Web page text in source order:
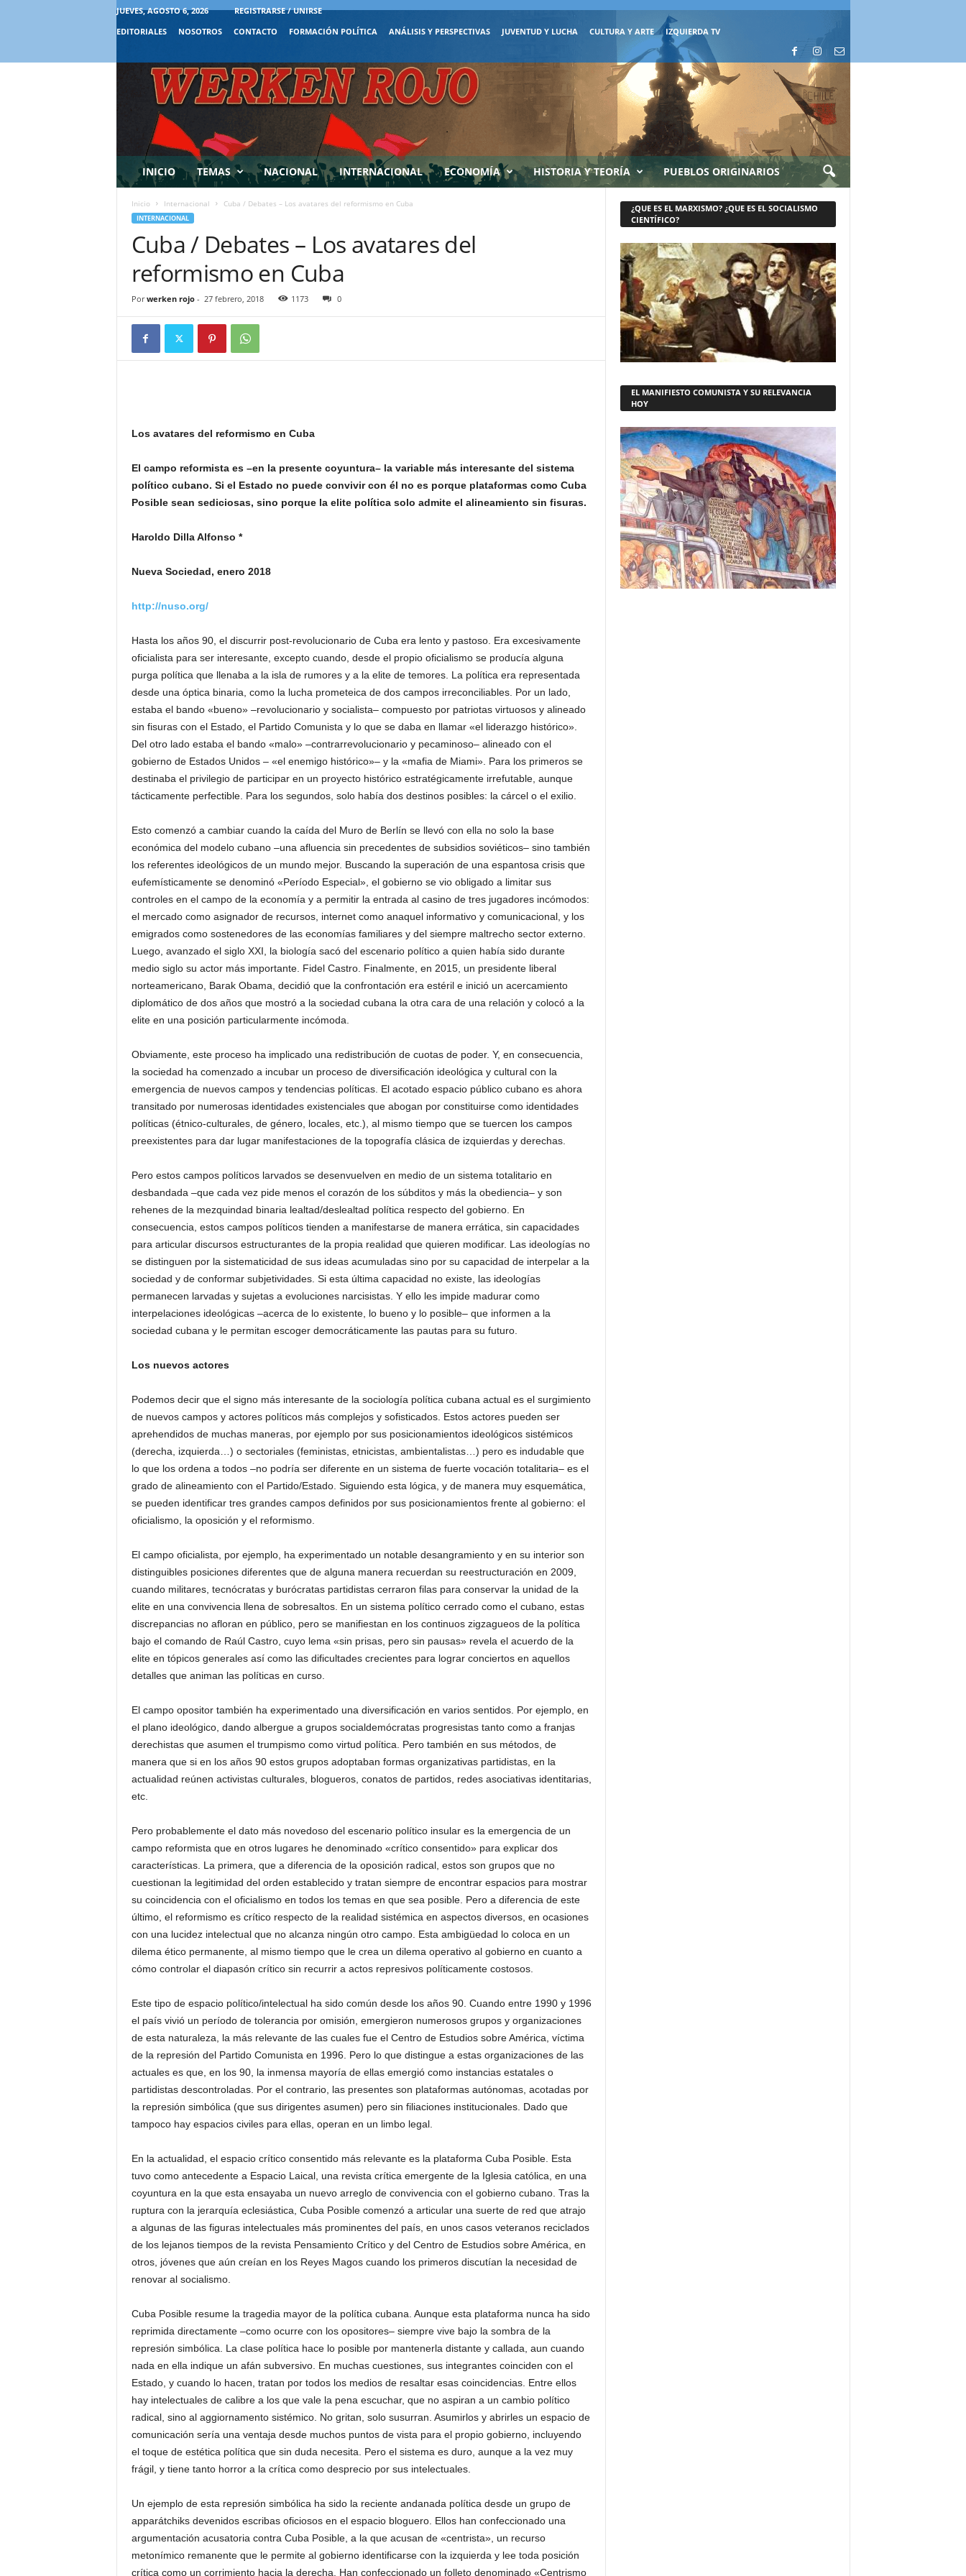
JUEVES, AGOSTO 6, 2026
REGISTRARSE / UNIRSE
EDITORIALES
NOSOTROS CONTACTO FORMACIÓN POLÍTICA ANÁLISIS Y PERSPECTIVAS JUVENTUD Y LUCHA CULTURA Y ARTE IZQUIERDA TV
INICIO TEMAS NACIONAL INTERNACIONAL ECONOMÍA HISTORIA Y TEORÍA PUEBLOS ORIGINARIOS
Inicio Internacional Cuba / Debates – Los avatares del reformismo en Cuba
INTERNACIONAL
Cuba / Debates – Los avatares del
reformismo en Cuba
Por werken rojo- 27 febrero, 2018 1173 0
Los avatares del reformismo en Cuba
El campo reformista es –en la presente coyuntura– la variable más interesante del sistema
político cubano. Si el Estado no puede convivir con él no es porque plataformas como Cuba
Posible sean sediciosas, sino porque la elite política solo admite el alineamiento sin fisuras.
Haroldo Dilla Alfonso *
Nueva Sociedad, enero 2018
http://nuso.org/
Hasta los años 90, el discurrir post-revolucionario de Cuba era lento y pastoso. Era excesivamente
oficialista para ser interesante, excepto cuando, desde el propio oficialismo se producía alguna
purga política que llenaba a la isla de rumores y a la elite de temores. La política era representada
desde una óptica binaria, como la lucha prometeica de dos campos irreconciliables. Por un lado,
estaba el bando «bueno» –revolucionario y socialista– compuesto por patriotas virtuosos y alineado
sin fisuras con el Estado, el Partido Comunista y lo que se daba en llamar «el liderazgo histórico».
Del otro lado estaba el bando «malo» –contrarrevolucionario y pecaminoso– alineado con el
gobierno de Estados Unidos – «el enemigo histórico»– y la «mafia de Miami». Para los primeros se
destinaba el privilegio de participar en un proyecto histórico estratégicamente irrefutable, aunque
tácticamente perfectible. Para los segundos, solo había dos destinos posibles: la cárcel o el exilio.
Esto comenzó a cambiar cuando la caída del Muro de Berlín se llevó con ella no solo la base
económica del modelo cubano –una afluencia sin precedentes de subsidios soviéticos– sino también
los referentes ideológicos de un mundo mejor. Buscando la superación de una espantosa crisis que
eufemísticamente se denominó «Período Especial», el gobierno se vio obligado a limitar sus
controles en el campo de la economía y a permitir la entrada al casino de tres jugadores incómodos:
el mercado como asignador de recursos, internet como anaquel informativo y comunicacional, y los
emigrados como sostenedores de las economías familiares y del siempre maltrecho sector externo.
Luego, avanzado el siglo XXI, la biología sacó del escenario político a quien había sido durante
medio siglo su actor más importante. Fidel Castro. Finalmente, en 2015, un presidente liberal
norteamericano, Barak Obama, decidió que la confrontación era estéril e inició un acercamiento
diplomático de dos años que mostró a la sociedad cubana la otra cara de una relación y colocó a la
elite en una posición particularmente incómoda.
Obviamente, este proceso ha implicado una redistribución de cuotas de poder. Y, en consecuencia,
la sociedad ha comenzado a incubar un proceso de diversificación ideológica y cultural con la
emergencia de nuevos campos y tendencias políticas. El acotado espacio público cubano es ahora
transitado por numerosas identidades existenciales que abogan por constituirse como identidades
políticas (étnico-culturales, de género, locales, etc.), al mismo tiempo que se tuercen los campos
preexistentes para dar lugar manifestaciones de la topografía clásica de izquierdas y derechas.
Pero estos campos políticos larvados se desenvuelven en medio de un sistema totalitario en
desbandada –que cada vez pide menos el corazón de los súbditos y más la obediencia– y son
rehenes de la mezquindad binaria lealtad/deslealtad política respecto del gobierno. En
consecuencia, estos campos políticos tienden a manifestarse de manera errática, sin capacidades
para articular discursos estructurantes de la propia realidad que quieren modificar. Las ideologías no
se distinguen por la sistematicidad de sus ideas acumuladas sino por su capacidad de interpelar a la
sociedad y de conformar subjetividades. Si esta última capacidad no existe, las ideologías
permanecen larvadas y sujetas a evoluciones narcisistas. Y ello les impide madurar como
interpelaciones ideológicas –acerca de lo existente, lo bueno y lo posible– que informen a la
sociedad cubana y le permitan escoger democráticamente las pautas para su futuro.
Los nuevos actores
Podemos decir que el signo más interesante de la sociología política cubana actual es el surgimiento
de nuevos campos y actores políticos más complejos y sofisticados. Estos actores pueden ser
aprehendidos de muchas maneras, por ejemplo por sus posicionamientos ideológicos sistémicos
(derecha, izquierda…) o sectoriales (feministas, etnicistas, ambientalistas…) pero es indudable que
lo que los ordena a todos –no podría ser diferente en un sistema de fuerte vocación totalitaria– es el
grado de alineamiento con el Partido/Estado. Siguiendo esta lógica, y de manera muy esquemática,
se pueden identificar tres grandes campos definidos por sus posicionamientos frente al gobierno: el
oficialismo, la oposición y el reformismo.
El campo oficialista, por ejemplo, ha experimentado un notable desangramiento y en su interior son
distinguibles posiciones diferentes que de alguna manera recuerdan su reestructuración en 2009,
cuando militares, tecnócratas y burócratas partidistas cerraron filas para conservar la unidad de la
elite en una convivencia llena de sobresaltos. En un sistema político cerrado como el cubano, estas
discrepancias no afloran en público, pero se manifiestan en los continuos zigzagueos de la política
bajo el comando de Raúl Castro, cuyo lema «sin prisas, pero sin pausas» revela el acuerdo de la
elite en tópicos generales así como las dificultades crecientes para lograr conciertos en aquellos
detalles que animan las políticas en curso.
El campo opositor también ha experimentado una diversificación en varios sentidos. Por ejemplo, en
el plano ideológico, dando albergue a grupos socialdemócratas progresistas tanto como a franjas
derechistas que asumen el trumpismo como virtud política. Pero también en sus métodos, de
manera que si en los años 90 estos grupos adoptaban formas organizativas partidistas, en la
actualidad reúnen activistas culturales, blogueros, conatos de partidos, redes asociativas identitarias,
etc.
Pero probablemente el dato más novedoso del escenario político insular es la emergencia de un
campo reformista que en otros lugares he denominado «crítico consentido» para explicar dos
características. La primera, que a diferencia de la oposición radical, estos son grupos que no
cuestionan la legitimidad del orden establecido y tratan siempre de encontrar espacios para mostrar
su coincidencia con el oficialismo en todos los temas en que sea posible. Pero a diferencia de este
último, el reformismo es crítico respecto de la realidad sistémica en aspectos diversos, en ocasiones
con una lucidez intelectual que no alcanza ningún otro campo. Esta ambigüedad lo coloca en un
dilema ético permanente, al mismo tiempo que le crea un dilema operativo al gobierno en cuanto a
cómo controlar el diapasón crítico sin recurrir a actos represivos políticamente costosos.
Este tipo de espacio político/intelectual ha sido común desde los años 90. Cuando entre 1990 y 1996
el país vivió un período de tolerancia por omisión, emergieron numerosos grupos y organizaciones
de esta naturaleza, la más relevante de las cuales fue el Centro de Estudios sobre América, víctima
de la represión del Partido Comunista en 1996. Pero lo que distingue a estas organizaciones de las
actuales es que, en los 90, la inmensa mayoría de ellas emergió como instancias estatales o
partidistas descontroladas. Por el contrario, las presentes son plataformas autónomas, acotadas por
la represión simbólica (que sus dirigentes asumen) pero sin filiaciones institucionales. Dado que
tampoco hay espacios civiles para ellas, operan en un limbo legal.
En la actualidad, el espacio crítico consentido más relevante es la plataforma Cuba Posible. Esta
tuvo como antecedente a Espacio Laical, una revista crítica emergente de la Iglesia católica, en una
coyuntura en la que esta ensayaba un nuevo arreglo de convivencia con el gobierno cubano. Tras la
ruptura con la jerarquía eclesiástica, Cuba Posible comenzó a articular una suerte de red que atrajo
a algunas de las figuras intelectuales más prominentes del país, en unos casos veteranos reciclados
de los lejanos tiempos de la revista Pensamiento Crítico y del Centro de Estudios sobre América, en
otros, jóvenes que aún creían en los Reyes Magos cuando los primeros discutían la necesidad de
renovar al socialismo.
Cuba Posible resume la tragedia mayor de la política cubana. Aunque esta plataforma nunca ha sido
reprimida directamente –como ocurre con los opositores– siempre vive bajo la sombra de la
represión simbólica. La clase política hace lo posible por mantenerla distante y callada, aun cuando
nada en ella indique un afán subversivo. En muchas cuestiones, sus integrantes coinciden con el
Estado, y cuando lo hacen, tratan por todos los medios de resaltar esas coincidencias. Entre ellos
hay intelectuales de calibre a los que vale la pena escuchar, que no aspiran a un cambio político
radical, sino al aggiornamento sistémico. No gritan, solo susurran. Asumirlos y abrirles un espacio de
comunicación sería una ventaja desde muchos puntos de vista para el propio gobierno, incluyendo
el toque de estética política que sin duda necesita. Pero el sistema es duro, aunque a la vez muy
frágil, y tiene tanto horror a la crítica como desprecio por sus intelectuales.
Un ejemplo de esta represión simbólica ha sido la reciente andanada política desde un grupo de
apparátchiks devenidos escribas oficiosos en el espacio bloguero. Ellos han confeccionado una
argumentación acusatoria contra Cuba Posible, a la que acusan de «centrista», un recurso
metonímico remanente que le permite al gobierno identificarse con la izquierda y lee toda posición
crítica como un corrimiento hacia la derecha. Han confeccionado un folleto denominado «Centrismo
¿QUE ES EL MARXISMO? ¿QUE ES EL SOCIALISMO
CIENTÍFICO?
EL MANIFIESTO COMUNISTA Y SU RELEVANCIA
HOY